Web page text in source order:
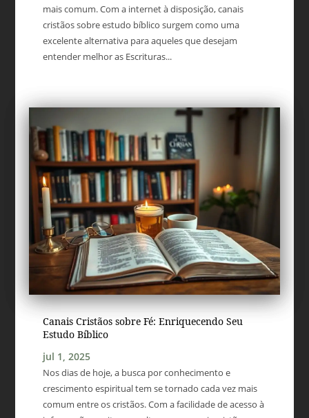
mais comum. Com a internet à disposição, canais
cristãos sobre estudo bíblico surgem como uma
excelente alternativa para aqueles que desejam
entender melhor as Escrituras...
Canais Cristãos sobre Fé: Enriquecendo Seu
Estudo Bíblico
jul 1, 2025
Nos dias de hoje, a busca por conhecimento e
crescimento espiritual tem se tornado cada vez mais
comum entre os cristãos. Com a facilidade de acesso à